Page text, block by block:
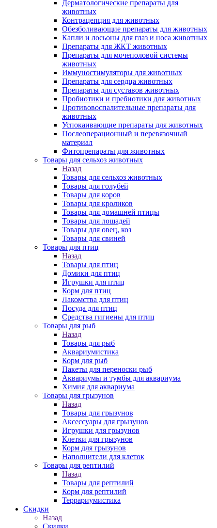
Дерматологические препараты для
животных
Контрацепция для животных
Обезболивающие препараты для животных
Капли и лосьоны для глаз и носа животных
Препараты для ЖКТ животных
Препараты для мочеполовой системы
животных
Иммуностимуляторы для животных
Препараты для сердца животных
Препараты для суставов животных
Пробиотики и пребиотики для животных
Противовоспалительные препараты для
животных
Успокаивающие препараты для животных
Послеоперационный и перевязочный
материал
Фитопрепараты для животных
Товары для сельхоз животных
Назад
Товары для сельхоз животных
Товары для голубей
Товары для коров
Товары для кроликов
Товары для домашней птицы
Товары для лошадей
Товары для овец, коз
Товары для свиней
Товары для птиц
Назад
Товары для птиц
Домики для птиц
Игрушки для птиц
Корм для птиц
Лакомства для птиц
Посуда для птиц
Средства гигиены для птиц
Товары для рыб
Назад
Товары для рыб
Аквариумистика
Корм для рыб
Пакеты для переноски рыб
Аквариумы и тумбы для аквариума
Химия для аквариума
Товары для грызунов
Назад
Товары для грызунов
Аксессуары для грызунов
Игрушки для грызунов
Клетки для грызунов
Корм для грызунов
Наполнители для клеток
Товары для рептилий
Назад
Товары для рептилий
Корм для рептилий
Террариумистика
Скидки
Назад
Скидки